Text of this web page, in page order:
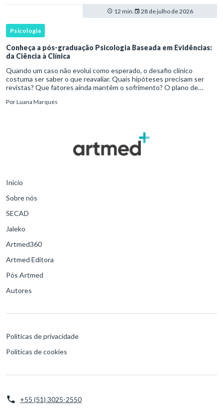
12 min. 28 de julho de 2026
Psicologia
Conheça a pós-graduação Psicologia Baseada em Evidências:
da Ciência à Clínica
Quando um caso não evolui como esperado, o desafio clínico
costuma ser saber o que reavaliar. Quais hipóteses precisam ser
revistas? Que fatores ainda mantêm o sofrimento? O plano de
necessidades d
PorLuana Marques
Início
Sobre nós
SECAD
Jaleko
Artmed360
Artmed Editora
Pós Artmed
Autores
Políticas de privacidade
Políticas de cookies
+55 (51) 3025-2550